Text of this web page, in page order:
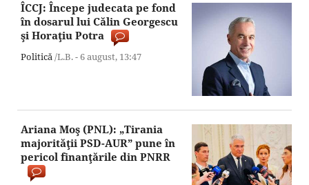
ÎCCJ: Începe judecata pe fond
în dosarul lui Călin Georgescu
şi Horaţiu Potra
Politică/L.B. -6 august, 13:47
Ariana Moş (PNL): „Tirania
majorităţii PSD-AUR” pune în
pericol finanţările din PNRR